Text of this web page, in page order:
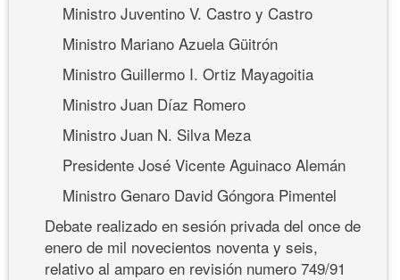
Ministro Juventino V. Castro y Castro
Ministro Mariano Azuela Güitrón
Ministro Guillermo I. Ortiz Mayagoitia
Ministro Juan Díaz Romero
Ministro Juan N. Silva Meza
Presidente José Vicente Aguinaco Alemán
Ministro Genaro David Góngora Pimentel
Debate realizado en sesión privada del once de
enero de mil novecientos noventa y seis,
relativo al amparo en revisión numero 749/91